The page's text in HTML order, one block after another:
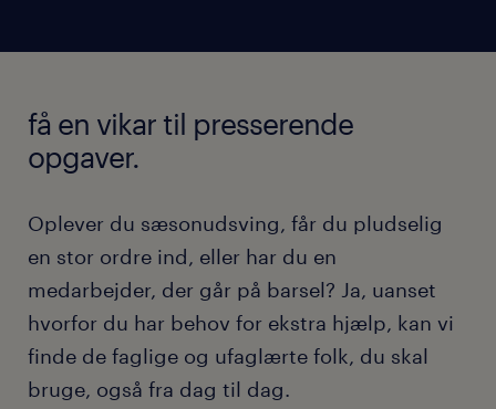
få en vikar til presserende
opgaver.
Oplever du sæsonudsving, får du pludselig
en stor ordre ind, eller har du en
medarbejder, der går på barsel? Ja, uanset
hvorfor du har behov for ekstra hjælp, kan vi
finde de faglige og ufaglærte folk, du skal
bruge, også fra dag til dag.